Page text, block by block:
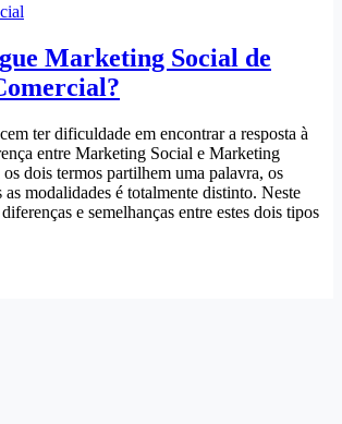
Marketing Social de
ter dificuldade em encontrar a resposta à
entre Marketing Social e Marketing
dois termos partilhem uma palavra, os
as modalidades é totalmente distinto. Neste
e semelhanças entre estes dois tipos